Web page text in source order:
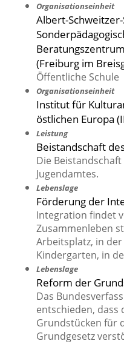
Organisationseinheit
Albert-
(Freiburg im
Öffentliche Schule
Organisationseinheit
Institut für
östlichen Europa
Leistung
Beistandschaft
Die
Jugendamtes.
Lebenslage
Förderung der
Integration findet
Zusammenleben
Arbeitsplatz, in
Kindergarten, in
Lebenslage
Reform der
Das
entschieden, dass
Grundstücken für
Grundgesetz